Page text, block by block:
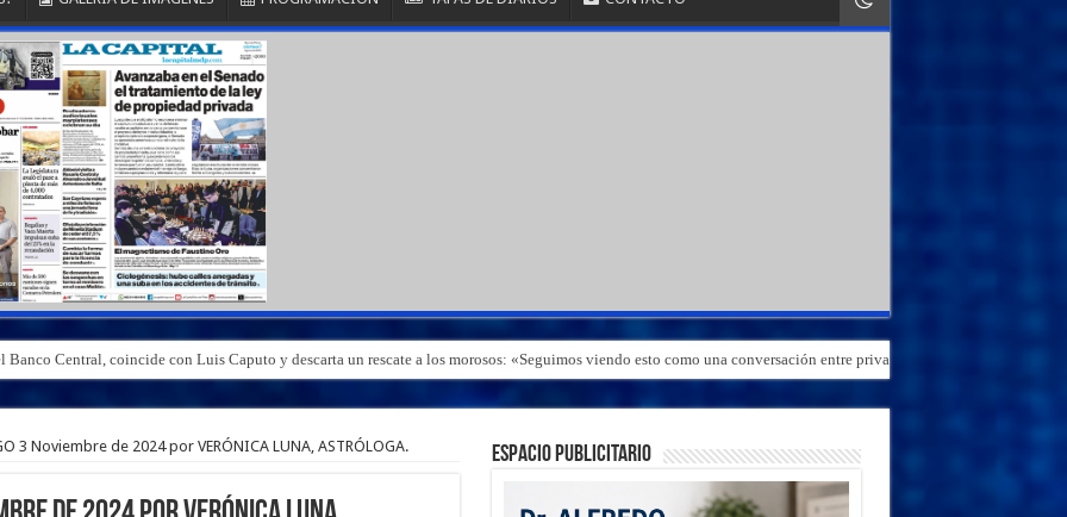
Central, coincide con Luis Caputo y descarta un rescate a los morosos: «Seguimos viendo esto como una conversación entre privados»
el crédito en dólares
3 Noviembre de 2024 por VERÓNICA LUNA, ASTRÓLOGA. ESPACIO PUBLICITARIO